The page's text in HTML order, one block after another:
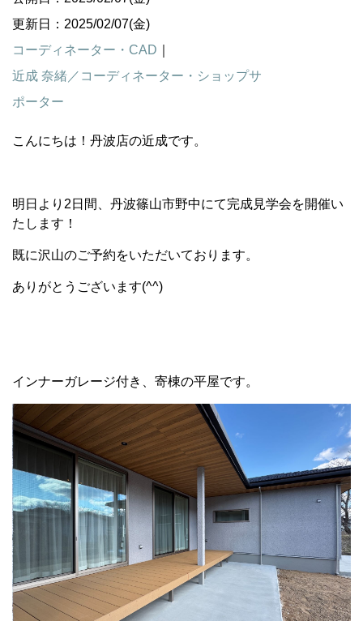
更新日：2025/02/07(金)
コーディネーター・CAD
近成 奈緒／コーディネーター・ショップサ
ポーター
こんにちは！丹波店の近成です。
明日より2日間、丹波篠山市野中にて完成見学会を開催い
たします！
既に沢山のご予約をいただいております。
ありがとうございます(^^)
インナーガレージ付き、寄棟の平屋です。